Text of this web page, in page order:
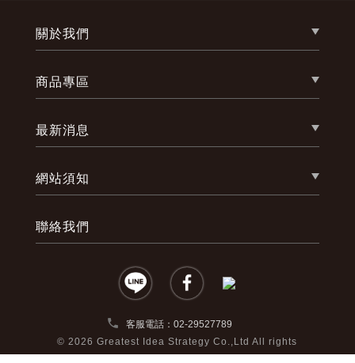
關於我們
商品專區
最新消息
網站須知
聯絡我們
phone
客服電話：02-29527789
© 2026Greatest Idea Strategy Co.,Ltd All rights